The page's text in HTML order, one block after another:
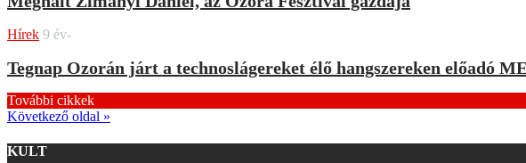
Hírek 9 év-
Tegnap Ozorán járt a technoslágereket élő hangszereken előadó
További cikkek
Következő oldal »
KULT